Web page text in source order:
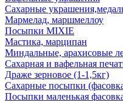
Сахарные
Мармелад, маршмеллоу
Посыпки MIXIE
Мастика, марципан
Миндальные, арахисовые
Сахарная и вафельная
Драже зерновое (1-1,5кг)
Сахарные посыпки
Посыпки маленькая